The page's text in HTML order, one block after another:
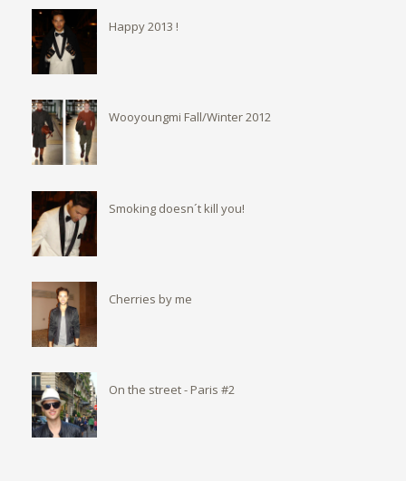
Happy 2013 !
Wooyoungmi Fall/Winter 2012
Smoking doesn´t kill you!
Cherries by me
On the street - Paris #2